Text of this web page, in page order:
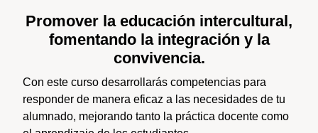
Promover la educación intercultural,
fomentando la integración y la
convivencia.
Con este curso desarrollarás competencias para
responder de manera eficaz a las necesidades de tu
alumnado, mejorando tanto la práctica docente como